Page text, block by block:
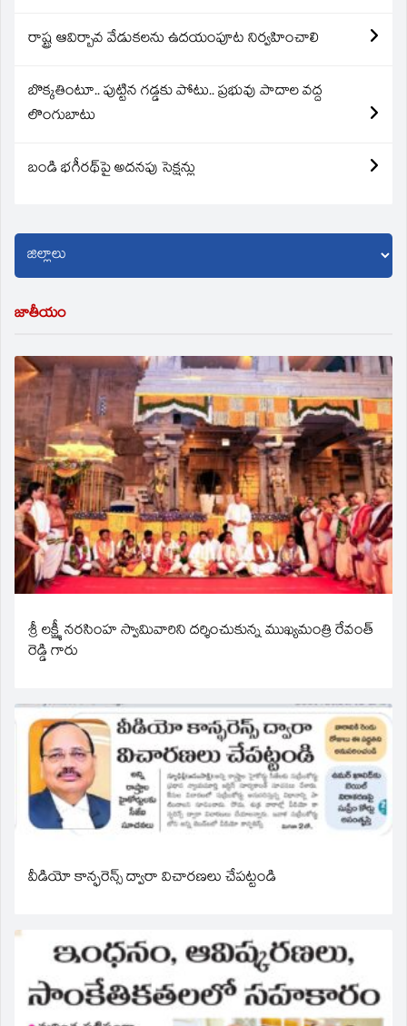
రాష్ట్ర ఆవిర్బావ వేడుకలను ఉదయంపూట నిర్వహించాలి
బొక్కతింటూ.. పుట్టిన గడ్డకు పోటు.. ప్రభువు పాదాల వద్ద
లొంగుబాటు
బండి భగీరథ్‌పై అదనపు సెక్షన్లు
జాతీయం
శ్రీ లక్ష్మీ నరసింహ స్వామివారిని దర్శించుకున్న ముఖ్యమంత్రి రేవంత్
రెడ్డి గారు
వీడియో కాన్ఫరెన్స్ ద్వారా విచారణలు చేపట్టండి